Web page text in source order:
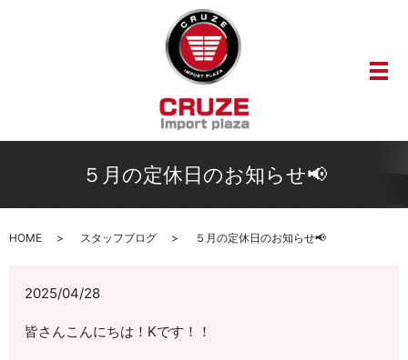
メ
５月の定休日のお知らせ📢
HOME スタッフブログ ５月の定休日のお知らせ📢
2025/04/28
皆さんこんにちは！Kです！！